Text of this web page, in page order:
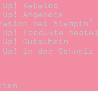
Up! Katalog
Angebote
bei Stampin’
Up! Produkte
Up! Gutschein
Up! in der Schweiz